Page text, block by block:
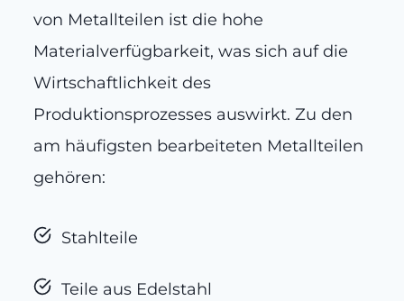
von Metallteilen ist die hohe
Materialverfügbarkeit, was sich auf die
Wirtschaftlichkeit des
Produktionsprozesses auswirkt. Zu den
am häufigsten bearbeiteten Metallteilen
gehören:
Stahlteile
Teile aus Edelstahl